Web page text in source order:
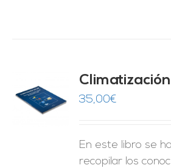
35,00€
En este libro se
recopilar los